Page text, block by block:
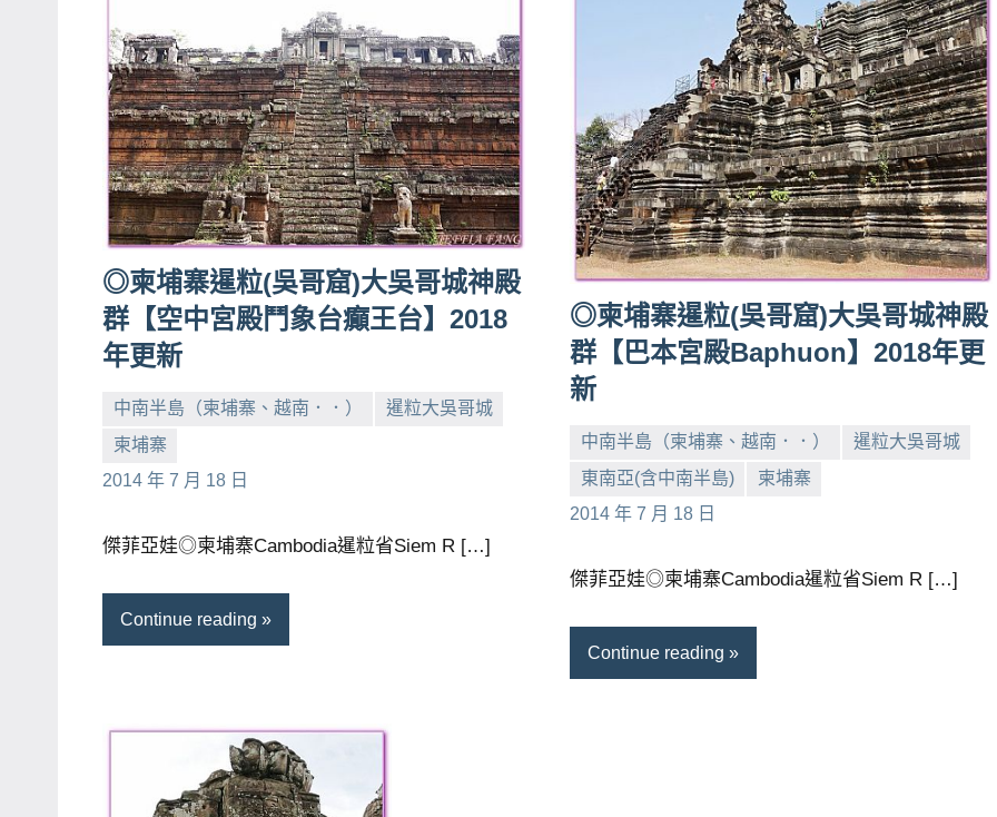
書
作
者、
各
發
表
會
及
活
動
主
學
校
企
講
部
◎柬埔寨暹粒(吳哥窟)大吳哥城神殿
群【空中宮殿鬥象台癲王台】2018
年更新
中南半島（柬埔寨、越南．．）
暹粒大吳哥城
柬埔寨
2014 年 7 月 18 日
小
芳
No
comments
傑菲亞娃◎柬埔寨Cambodia暹粒省Siem R […]
Continue reading
◎柬埔寨暹粒(吳哥窟)大吳哥城神殿
群【巴本宮殿Baphuon】2018年更
新
中南半島（柬埔寨、越南．．）
暹粒大吳哥城
東南亞(含中南半島)
柬埔寨
2014 年 7 月 18 日
小
芳
No
comments
傑菲亞娃◎柬埔寨Cambodia暹粒省Siem R […]
Continue reading